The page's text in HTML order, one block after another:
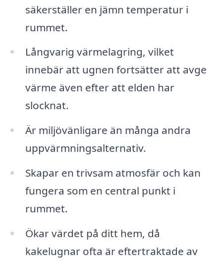
säkerställer en jämn temperatur i
rummet.
Långvarig värmelagring, vilket
innebär att ugnen fortsätter att avge
värme även efter att elden har
slocknat.
Är miljövänligare än många andra
uppvärmningsalternativ.
Skapar en trivsam atmosfär och kan
fungera som en central punkt i
rummet.
Ökar värdet på ditt hem, då
kakelugnar ofta är eftertraktade av